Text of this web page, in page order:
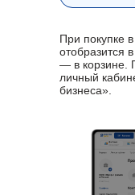
При покупке
отобразится
— в корзине.
личный
бизнеса».